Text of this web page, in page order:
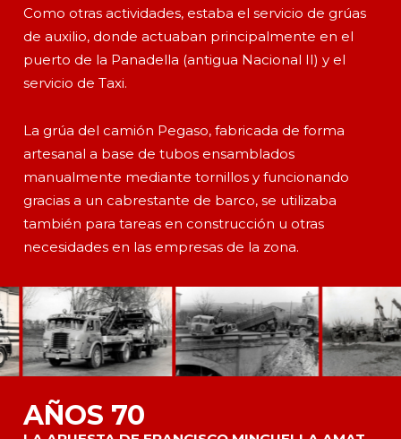
Como otras actividades, estaba el servicio de grúas
de auxilio, donde actuaban principalmente en el
puerto de la Panadella (antigua Nacional II) y el
servicio de Taxi.
La grúa del camión Pegaso, fabricada de forma
artesanal a base de tubos ensamblados
manualmente mediante tornillos y funcionando
gracias a un cabrestante de barco, se utilizaba
también para tareas en construcción u otras
necesidades en las empresas de la zona.
AÑOS 70